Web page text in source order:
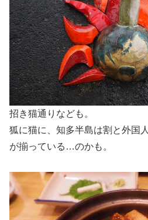
招き猫通りなども。
狐に猫に、知多半島は割と外国人
が揃っている…のかも。